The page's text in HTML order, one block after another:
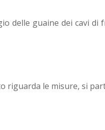
delle guaine dei cavi
riguarda le misure, si